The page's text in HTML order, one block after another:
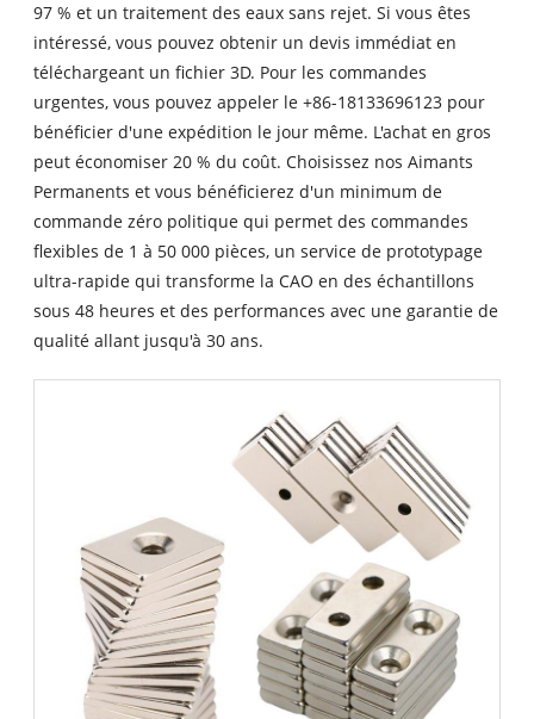
97 % et un traitement des eaux sans rejet. Si vous êtes
intéressé, vous pouvez obtenir un devis immédiat en
téléchargeant un fichier 3D. Pour les commandes
urgentes, vous pouvez appeler le +86-18133696123 pour
bénéficier d'une expédition le jour même. L'achat en gros
peut économiser 20 % du coût. Choisissez nos Aimants
Permanents et vous bénéficierez d'un minimum de
commande zéro politique qui permet des commandes
flexibles de 1 à 50 000 pièces, un service de prototypage
ultra-rapide qui transforme la CAO en des échantillons
sous 48 heures et des performances avec une garantie de
qualité allant jusqu'à 30 ans.